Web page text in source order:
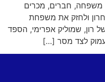
משפחה, חברים, מכרים
ולחזק את משפחת
רון, שמוליק אפרימי, הספד
עמוק לצד מסר […]